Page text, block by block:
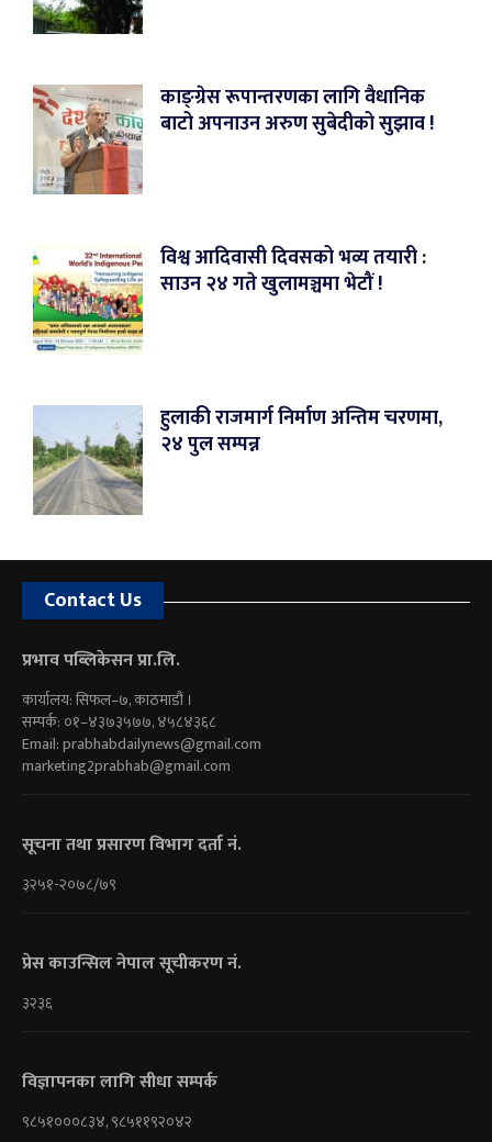
काङ्ग्रेस रूपान्तरणका लागि वैधानिक
बाटो अपनाउन अरुण सुबेदीको सुझाव !
विश्व आदिवासी दिवसको भव्य तयारी :
साउन २४ गते खुलामञ्चमा भेटौं !
हुलाकी राजमार्ग निर्माण अन्तिम चरणमा,
२४ पुल सम्पन्न
Contact Us
प्रभाव पब्लिकेसन प्रा.लि.
कार्यालय: सिफल–७, काठमाडौं ।
सम्पर्क: ०१–४३७३५७७, ४५८४३६८
Email:prabhabdailynews@gmail.com
marketing2prabhab@gmail.com
सूचना तथा प्रसारण विभाग दर्ता नं.
३२५१-२०७८/७९
प्रेस काउन्सिल नेपाल सूचीकरण नं.
३२३६
विज्ञापनका लागि सीधा सम्पर्क
९८५१०००८३४, ९८५११९२०४२